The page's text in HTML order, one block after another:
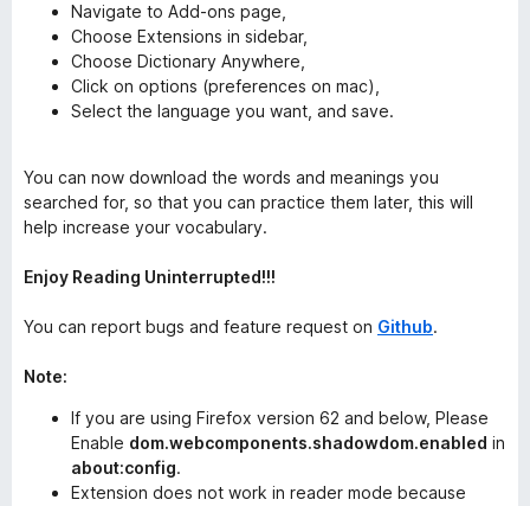
Navigate to Add-ons page,
Choose Extensions in sidebar,
Choose Dictionary Anywhere,
Click on options (preferences on mac),
Select the language you want, and save.
You can now download the words and meanings you
searched for, so that you can practice them later, this will
help increase your vocabulary.
Enjoy Reading Uninterrupted!!!
You can report bugs and feature request on Github.
Note:
If you are using Firefox version 62 and below, Please
Enable dom.webcomponents.shadowdom.enabled in
about:config.
Extension does not work in reader mode because